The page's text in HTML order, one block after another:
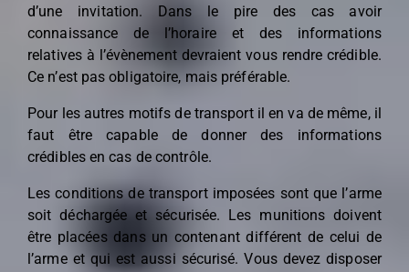
d’une invitation. Dans le pire des cas avoir
connaissance de l’horaire et des informations
relatives à l’évènement devraient vous rendre crédible.
Ce n’est pas obligatoire, mais préférable.
Pour les autres motifs de transport il en va de même, il
faut être capable de donner des informations
crédibles en cas de contrôle.
Les conditions de transport imposées sont que l’arme
soit déchargée et sécurisée. Les munitions doivent
être placées dans un contenant différent de celui de
l’arme et qui est aussi sécurisé. Vous devez disposer